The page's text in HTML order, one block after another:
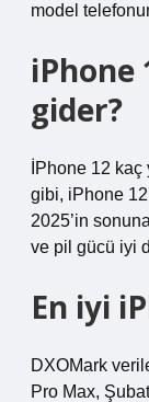
model
iPhone
gider?
İPhone 12
gibi, iPhone
2025’in
ve pil gücü iyi
En iyi
DXOMark
Pro Max,